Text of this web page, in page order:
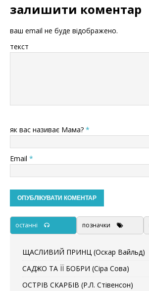
залишити коментар
ваш email не буде відображено.
текст
як вас називає Мама? *
Email *
останні позначки
ЩАСЛИВИЙ ПРИНЦ (Оскар Вайльд)
САДЖО ТА ЇЇ БОБРИ (Сіра Сова)
ОСТРІВ СКАРБІВ (Р.Л. Стівенсон)